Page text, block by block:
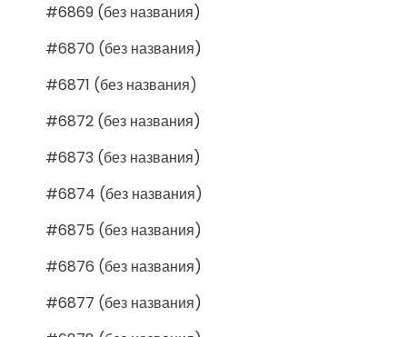
#6869 (без названия)
#6870 (без названия)
#6871 (без названия)
#6872 (без названия)
#6873 (без названия)
#6874 (без названия)
#6875 (без названия)
#6876 (без названия)
#6877 (без названия)